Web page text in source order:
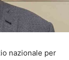
nazionale per